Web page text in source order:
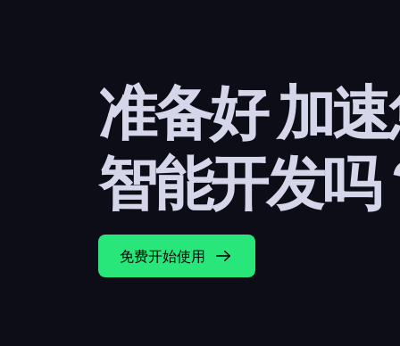
准备好 加
智能开发吗
免费开始使用